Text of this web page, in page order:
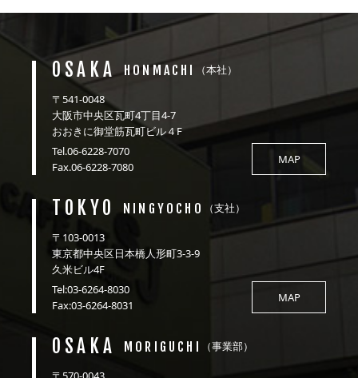
OSAKA HONMACHI （本社）
〒541-0048
大阪市中央区瓦町4丁目4-7
おおきに御堂筋瓦町ビル４F
Tel.06-6228-7070
Fax.06-6228-7080
MAP
TOKYO NINGYOCHO （支社）
〒103-0013
東京都中央区日本橋人形町3-3-9
久米ビル4F
Tel:03-6264-8030
Fax:03-6264-8031
MAP
OSAKA MORIGUCHI （事業部）